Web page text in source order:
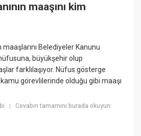
maaşını kim
maaşlarını Belediyeler Kanunu
büyükşehir olup
farklılaşıyor. Nüfus gösterge
görevlilerinde olduğu gibi maaşı
|Cevabın tamamını burada okuyun: